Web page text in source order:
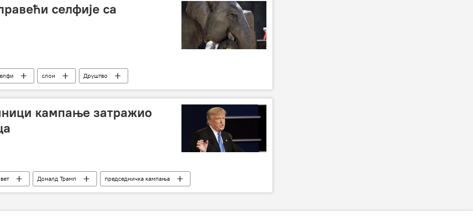
селфије са
слон Друштво
кампање затражио
Доналд Трамп председничка кампања